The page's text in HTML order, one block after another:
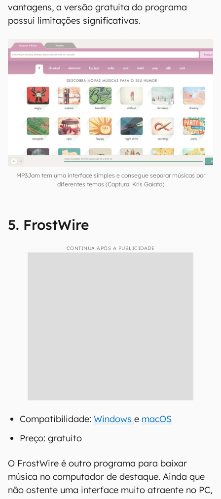
vantagens, a versão gratuita do programa
possui limitações significativas.
MP3Jam tem uma interface simples e consegue separar músicas por
diferentes temas (Captura: Kris Gaiato)
5. FrostWire
CONTINUA APÓS A PUBLICIDADE
Compatibilidade: Windows e macOS
Preço: gratuito
O FrostWire é outro programa para baixar
música no computador de destaque. Ainda que
não ostente uma interface muito atraente no PC,